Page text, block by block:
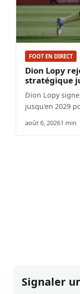
FOOT EN DIRECT
Dion Lopy
stratégique
Dion Lopy
jusqu'en 2029
août 6, 20261 min
Signaler